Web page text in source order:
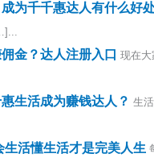
为千千惠达人有什么好
金？达人注册入口 现在大
生活成为赚钱达人？ 生
活懂生活才是完美人生